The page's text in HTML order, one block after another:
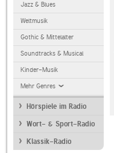
Jazz & Blues
Weltmusik
Gothic & Mittelalter
Soundtracks & Musical
Kinder-Musik
Mehr Genres
Hörspiele im Radio
Wort- & Sport-Radio
Klassik-Radio
Radio Tirol